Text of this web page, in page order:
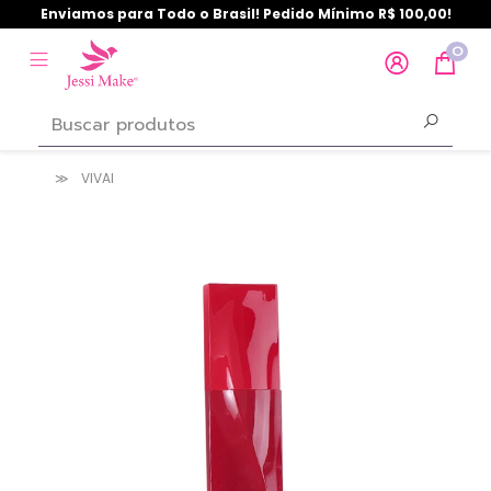
Enviamos para Todo o Brasil! Pedido Mínimo R$ 100,00!
0
VIVAI